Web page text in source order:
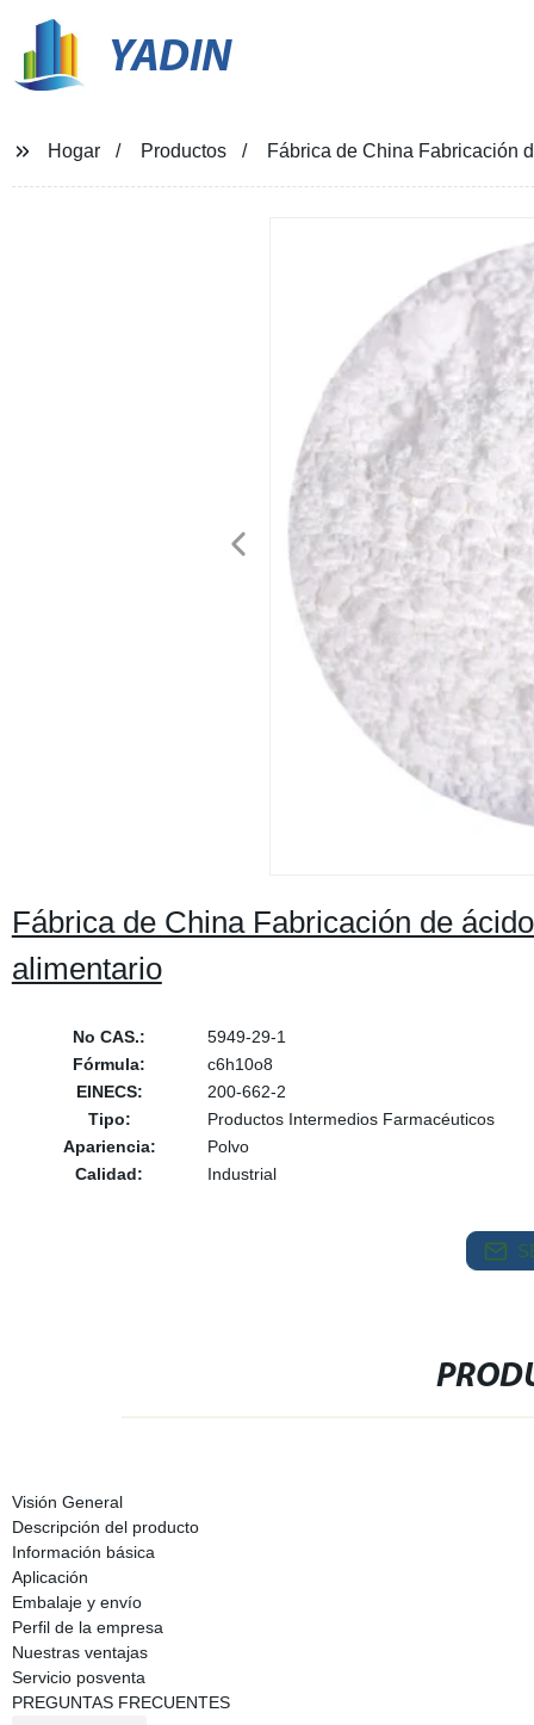
YADIN
Hogar Productos Fábrica de China Fabricación
Fábrica de China Fabricación de
alimentario
No CAS.:
5949-29-1
Fórmula:
c6h10o8
EINECS:
200-662-2
Tipo:
Productos Intermedios Farmacéuticos
Apariencia:
Polvo
Calidad:
Industrial
Visión General
Descripción del producto
Información básica
Aplicación
Embalaje y envío
Perfil de la empresa
Nuestras ventajas
Servicio posventa
PREGUNTAS FRECUENTES